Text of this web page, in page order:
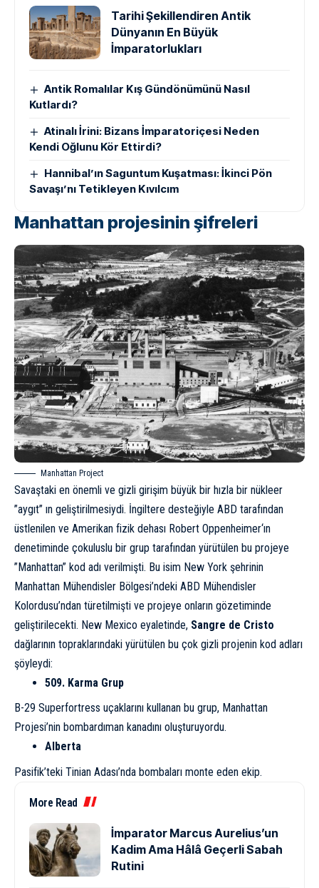
Tarihi Şekillendiren Antik
Dünyanın En Büyük
İmparatorlukları
Antik Romalılar Kış Gündönümünü Nasıl
Kutlardı?
Atinalı İrini: Bizans İmparatoriçesi Neden
Kendi Oğlunu Kör Ettirdi?
Hannibal’ın Saguntum Kuşatması: İkinci Pön
Savaşı’nı Tetikleyen Kıvılcım
Manhattan projesinin şifreleri
Manhattan Project
Savaştaki en önemli ve gizli girişim büyük bir hızla bir nükleer
”aygıt” ın geliştirilmesiydi. İngiltere desteğiyle ABD tarafından
üstlenilen ve Amerikan fizik dehası Robert Oppenheimer‘ın
denetiminde çokuluslu bir grup tarafından yürütülen bu projeye
”Manhattan” kod adı verilmişti. Bu isim New York şehrinin
Manhattan Mühendisler Bölgesi’ndeki ABD Mühendisler
Kolordusu’ndan türetilmişti ve projeye onların gözetiminde
geliştirilecekti. New Mexico eyaletinde, Sangre de Cristo
dağlarının topraklarındaki yürütülen bu çok gizli projenin kod adları
şöyleydi:
509. Karma Grup
B-29 Superfortress uçaklarını kullanan bu grup, Manhattan
Projesi’nin bombardıman kanadını oluşturuyordu.
Alberta
Pasifik’teki Tinian Adası’nda bombaları monte eden ekip.
More Read
İmparator Marcus Aurelius’un
Kadim Ama Hâlâ Geçerli Sabah
Rutini